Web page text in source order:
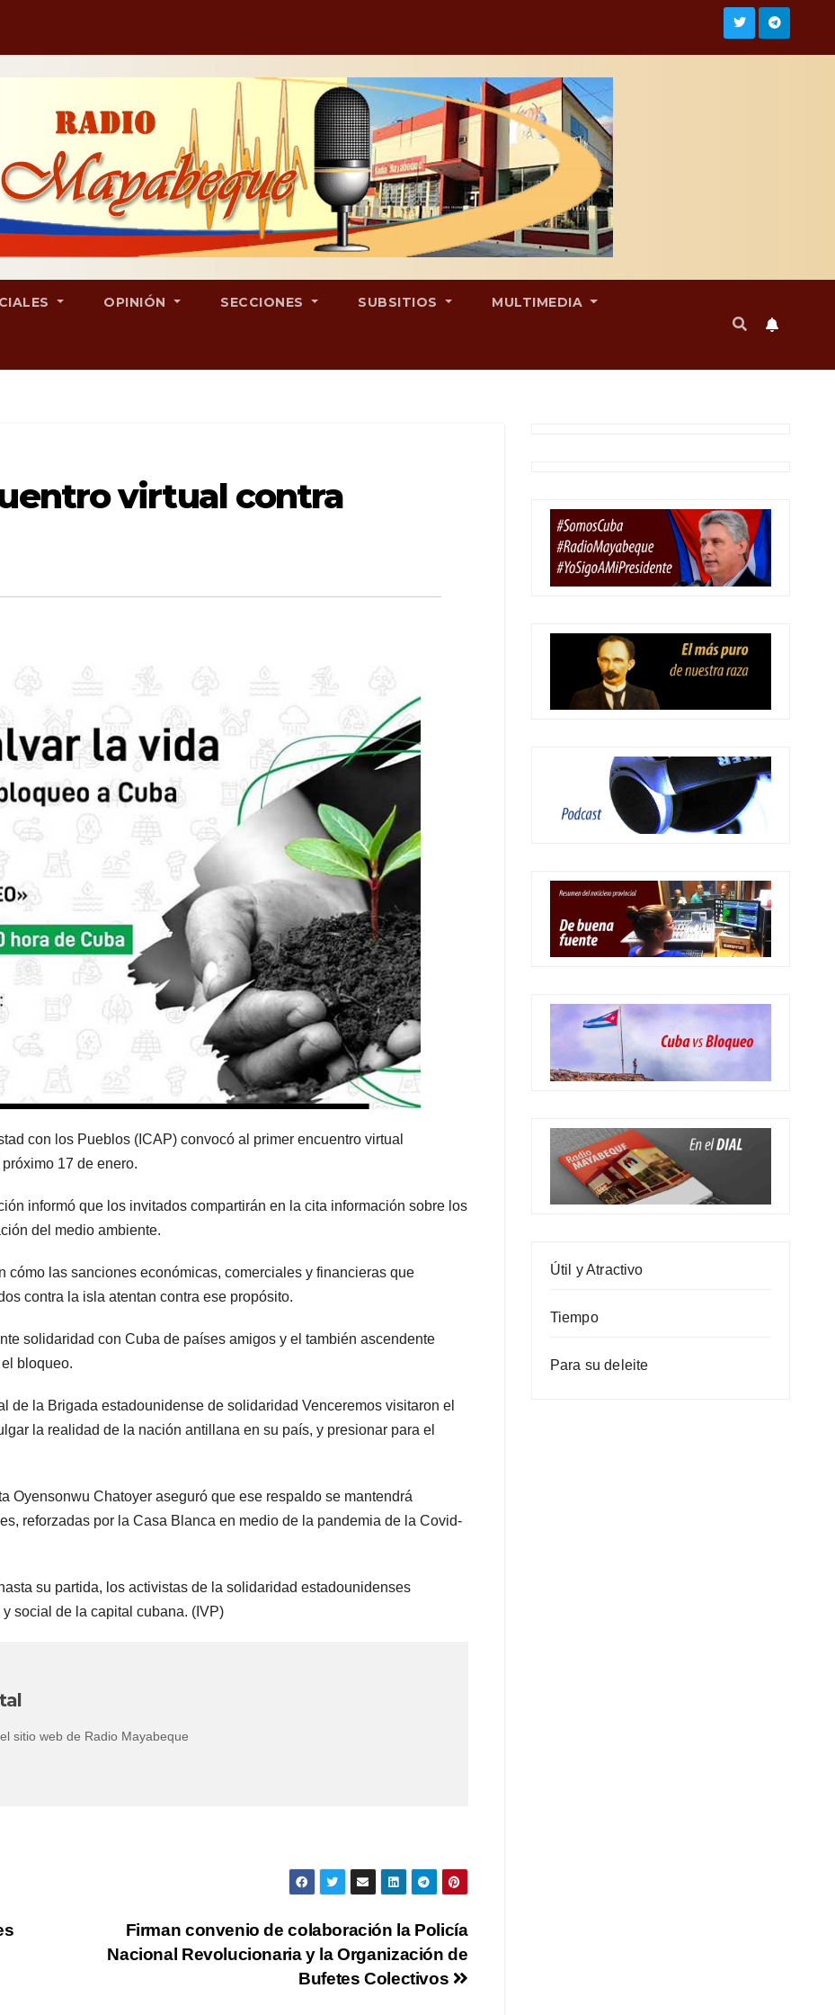
OPINIÓN SECCIONES SUBSITIOS MULTIMEDIA
virtual contra
con los Pueblos (ICAP) convocó al primer encuentro virtual
17 de enero.
informó que los invitados compartirán en la cita información sobre los
del medio ambiente.
cómo las sanciones económicas, comerciales y financieras que
contra la isla atentan contra ese propósito.
solidaridad con Cuba de países amigos y el también ascendente
bloqueo.
de la Brigada estadounidense de solidaridad Venceremos visitaron el
la realidad de la nación antillana en su país, y presionar para el
Oyensonwu Chatoyer aseguró que ese respaldo se mantendrá
reforzadas por la Casa Blanca en medio de la pandemia de la Covid-
su partida, los activistas de la solidaridad estadounidenses
social de la capital cubana. (IVP)
sitio web de Radio Mayabeque
Firman convenio de colaboración la Policía
Nacional Revolucionaria y la Organización de
Bufetes Colectivos
Útil y Atractivo
Tiempo
Para su deleite